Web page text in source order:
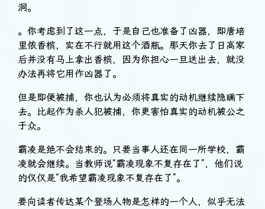
洞。
。你考虑到了这一点，于是自己也准备了凶器，即唐培
里侬香槟，实在不行就用这个酒瓶。那天你去了日高家
后并没有马上拿出香槟，因为你担心一旦送出去，就没
办法再将它用作凶器了。
但是即便被捕，你也认为必须将真实的动机继续隐瞒下
去。比起作为杀人犯被捕，你更害怕真实的动机被公之
于众。
霸凌是绝不会结束的。只要当事人还在同一所学校，霸
凌就会继续。当教师说“霸凌现象不复存在了”，他们说
的仅仅是“我希望霸凌现象不复存在了”。
要向读者传达某个登场人物是怎样的一个人，似乎无法